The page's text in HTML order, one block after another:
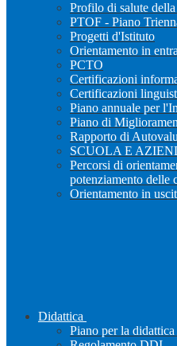
Profilo di salute della
PTOF - Piano
Progetti d'Istituto
Orientamento in
PCTO
Certificazioni
Certificazioni
Piano annuale per
Piano di
Rapporto di
SCUOLA E
Percorsi di
potenziamento delle
Orientamento in
Didattica
Piano per la